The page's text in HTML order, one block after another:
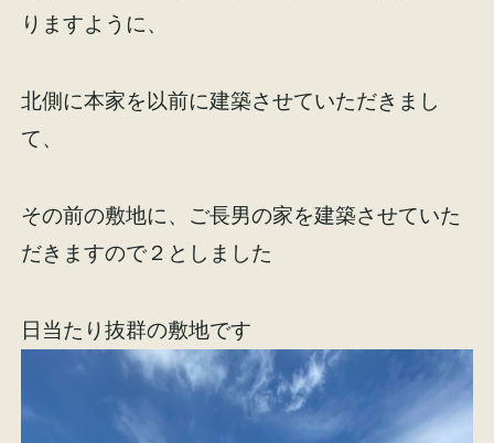
りますように、
北側に本家を以前に建築させていただきまし
て、
その前の敷地に、ご長男の家を建築させていた
だきますので２としました
日当たり抜群の敷地です
施工事例 お客様の声
会社概要
スタッフ紹介
家づくりコラム